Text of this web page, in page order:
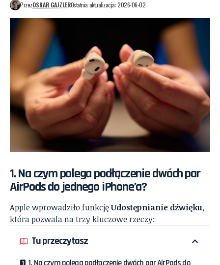
PrzezOSKAR GAJZLEROstatnia aktualizacja: 2026-06-02
1. Na czym polega podłączenie dwóch par
AirPods do jednego iPhone’a?
Apple wprowadziło funkcjęUdostępnianie dźwięku,
która pozwala na trzy kluczowe rzeczy:
Tu przeczytasz